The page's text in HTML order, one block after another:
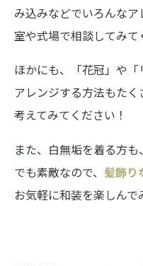
み込みなどでいろんな
室や式場で相談してみて
ほかにも、「花冠」や
アレンジする方法もた
考えてみてください！
また、白無垢を着る方
でも素敵なので、 髪飾り
お気軽に和装を楽しんで